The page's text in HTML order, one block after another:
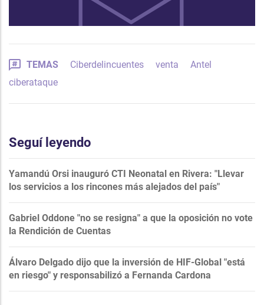
TEMAS Ciberdelincuentes venta
Antel
ciberataque
Seguí leyendo
Yamandú Orsi inauguró CTI Neonatal en Rivera: "Llevar
los servicios a los rincones más alejados del país"
Gabriel Oddone "no se resigna" a que la oposición no vote
la Rendición de Cuentas
Álvaro Delgado dijo que la inversión de HIF-Global "está
en riesgo" y responsabilizó a Fernanda Cardona